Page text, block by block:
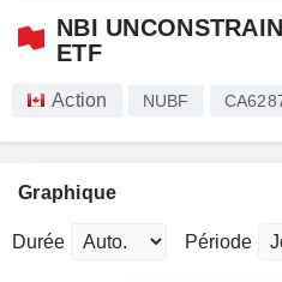
NBI
ETF
Action NUBF
Graphique
Durée Période